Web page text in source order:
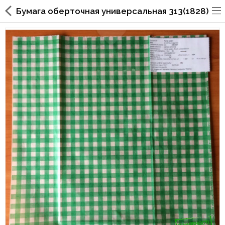
Бумага оберточная универсальная 313(1828)
Упаковка для фаст фуда, піцерій,
ресторанів
Склянки, кришки, тримачі,
трубочки
Упаковка для суші
Паперові пакети та куточки
Картонні коробки
Коробки для кондитерських
виробів